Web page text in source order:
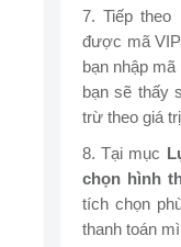
7. Tiếp theo
được mã
bạn nhập
bạn sẽ thấy
trừ theo giá
8. Tại mục
chọn hình
tích chọn
thanh toán